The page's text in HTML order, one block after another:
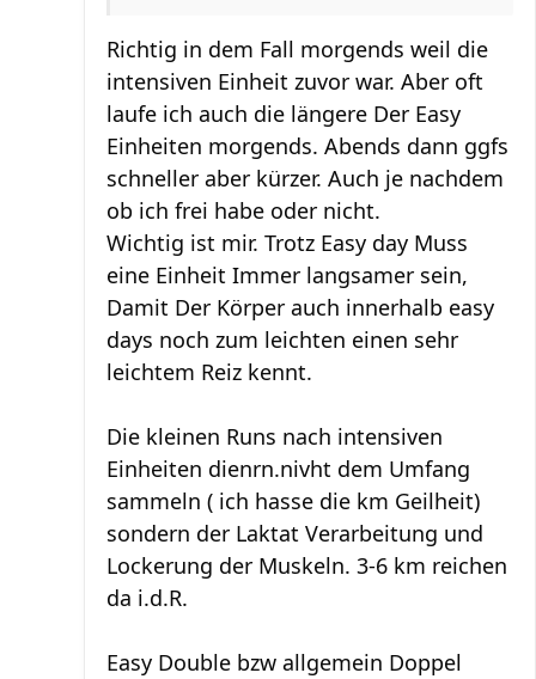
Richtig in dem Fall morgends weil die
intensiven Einheit zuvor war. Aber oft
laufe ich auch die längere Der Easy
Einheiten morgends. Abends dann ggfs
schneller aber kürzer. Auch je nachdem
ob ich frei habe oder nicht.
Wichtig ist mir. Trotz Easy day Muss
eine Einheit Immer langsamer sein,
Damit Der Körper auch innerhalb easy
days noch zum leichten einen sehr
leichtem Reiz kennt.
Die kleinen Runs nach intensiven
Einheiten dienrn.nivht dem Umfang
sammeln ( ich hasse die km Geilheit)
sondern der Laktat Verarbeitung und
Lockerung der Muskeln. 3-6 km reichen
da i.d.R.
Easy Double bzw allgemein Doppel